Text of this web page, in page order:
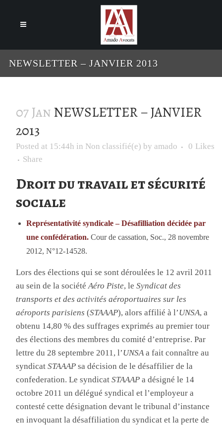
NEWSLETTER – JANVIER 2013
07 JanNEWSLETTER – JANVIER
2013
Posted at 15:44h in Non classifié(e) byamado 0 Likes
Share
Droit du travail et sécurité
sociale
Représentativité syndicale – Désafilliation décidée par
une confédération.Cour de cassation, Soc., 28 novembre
2012, N°12-14528.
Lors des élections qui se sont déroulées le 12 avril 2011
au sein de la sociétéAéro Piste, leSyndicat des
transports et des activités aéroportuaires sur les
aéroports parisiens (STAAAP), alors affilié à l’UNSA, a
obtenu 14,80 % des suffrages exprimés au premier tour
des élections des membres du comité d’entreprise. Par
lettre du 28 septembre 2011, l’UNSAa fait connaître au
syndicatSTAAAP sa décision de le désaffilier de la
confederation. Le syndicatSTAAAP a désigné le 14
octobre 2011 un délégué syndical et l’employeur a
contesté cette désignation devant le tribunal d’instance
en invoquant la désaffiliation du syndicat et la perte de